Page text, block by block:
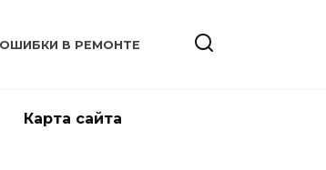
ОШИБКИ В РЕМОНТЕ
Карта сайта